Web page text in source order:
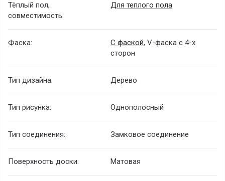
Тёплый пол,
совместимость:
Для теплого пола
Фаска: С фаской, V-фаска с 4-х
сторон
Тип дизайна: Дерево
Тип рисунка: Однополосный
Тип соединения: Замковое соединение
Поверхность доски: Матовая